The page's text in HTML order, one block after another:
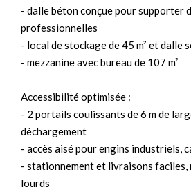
- dalle béton conçue pour supporter
professionnelles
- local de stockage de 45 m² et dalle
- mezzanine avec bureau de 107 m²
Accessibilité optimisée :
- 2 portails coulissants de 6 m de
déchargement
- accès aisé pour engins industriels,
- stationnement et livraisons faciles,
lourds